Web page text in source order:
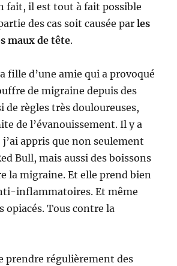
fait, il est tout à fait possible
des cas soit causée parles
maux de tête.
fille d’une amie qui a provoqué
de migraine depuis des
de règles très douloureuses,
de l’évanouissement. Il y a
appris que non seulement
Bull, mais aussi des boissons
la migraine. Et elle prend bien
inflammatoires. Et même
opiacés. Tous contre la
prendre régulièrement des